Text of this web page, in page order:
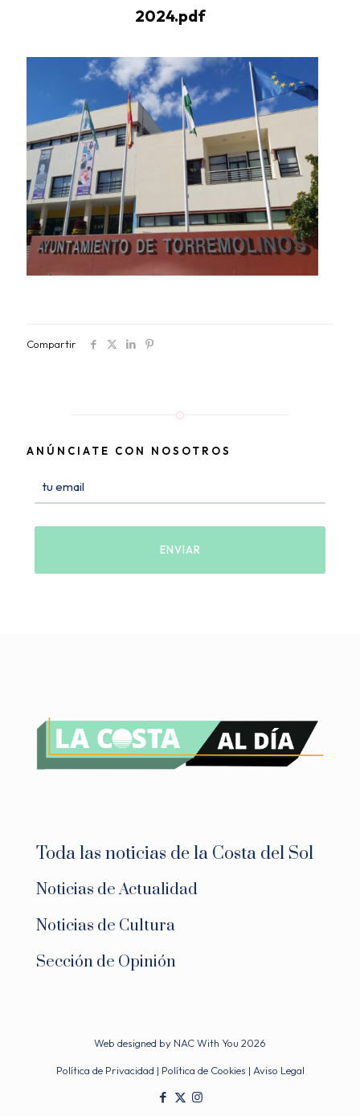
2024.pdf
Compartir
ANÚNCIATE CON NOSOTROS
Toda las noticias de la Costa del Sol
Noticias de Actualidad
Noticias de Cultura
Sección de Opinión
Web designed by NAC With You 2026
Política de Privacidad | Política de Cookies | Aviso Legal